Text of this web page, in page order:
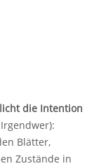
die Intention
Irgendwer):
Blätter,
Zustände in